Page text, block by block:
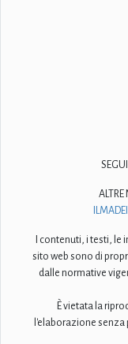
ALTRE
I contenuti, i testi,
sito web sono di
dalle normative
È vietata la
l'elaborazione